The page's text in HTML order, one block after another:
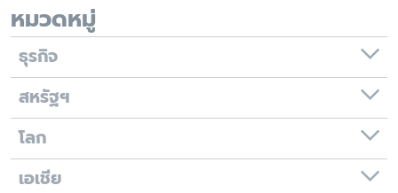
หมวดหมู่
ธุรกิจ
สหรัฐฯ
โลก
เอเชีย